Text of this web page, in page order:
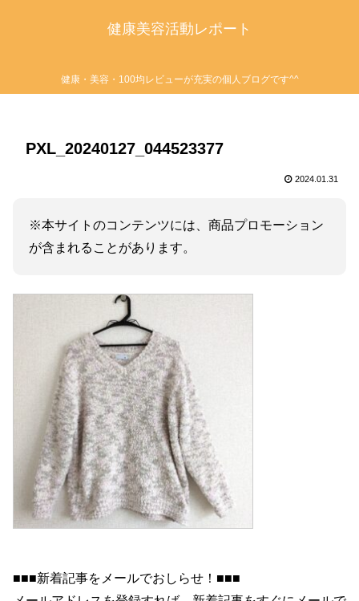
健康美容活動レポート
健康・美容・100均レビューが充実の個人ブログです^^
PXL_20240127_044523377
2024.01.31
※本サイトのコンテンツには、商品プロモーション
が含まれることがあります。
■■■新着記事をメールでおしらせ！■■■